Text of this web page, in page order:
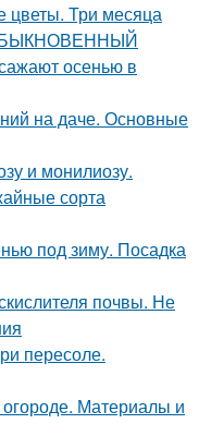
цветы. Три месяца
ОБЫКНОВЕННЫЙ
осенью в
на даче. Основные
и монилиозу.
сорта
под зиму. Посадка
почвы. Не
пересоле.
огороде. Материалы и